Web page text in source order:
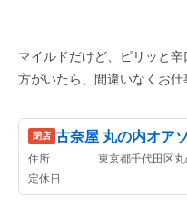
マイルドだけど、ピリッと
方がいたら、間違いなくお仕